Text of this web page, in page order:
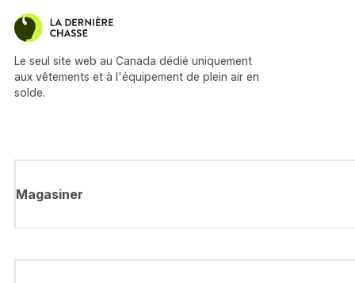
Le seul site web au Canada dédié uniquement
aux vêtements et à l'équipement de plein air en
solde.
Magasiner